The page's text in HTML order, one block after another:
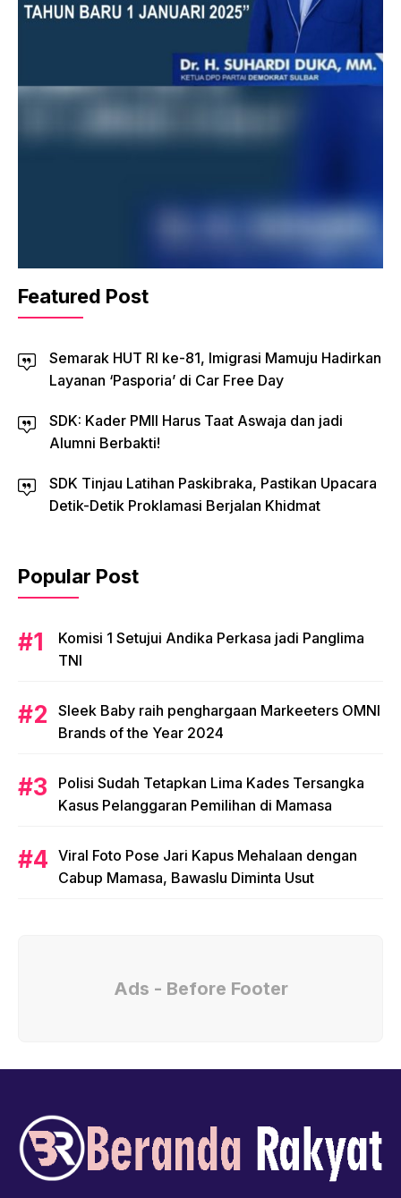
Featured Post
Semarak HUT RI ke-81, Imigrasi Mamuju Hadirkan
Layanan ‘Pasporia’ di Car Free Day
SDK: Kader PMII Harus Taat Aswaja dan jadi
Alumni Berbakti!
SDK Tinjau Latihan Paskibraka, Pastikan Upacara
Detik-Detik Proklamasi Berjalan Khidmat
Popular Post
Komisi 1 Setujui Andika Perkasa jadi Panglima
TNI
Sleek Baby raih penghargaan Markeeters OMNI
Brands of the Year 2024
Polisi Sudah Tetapkan Lima Kades Tersangka
Kasus Pelanggaran Pemilihan di Mamasa
Viral Foto Pose Jari Kapus Mehalaan dengan
Cabup Mamasa, Bawaslu Diminta Usut
Ads - Before Footer